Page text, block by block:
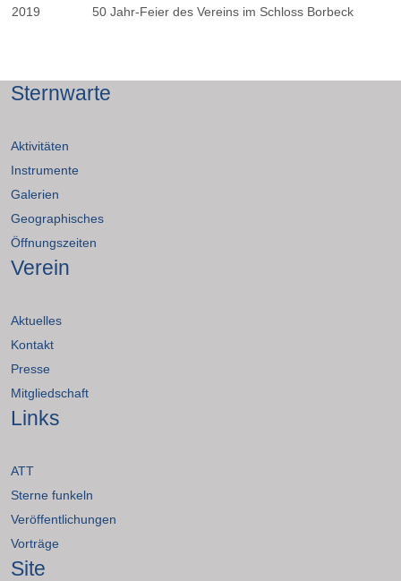
2019 50 Jahr-Feier des Vereins im Schloss Borbeck
Sternwarte
Aktivitäten
Instrumente
Galerien
Geographisches
Öffnungszeiten
Verein
Aktuelles
Kontakt
Presse
Mitgliedschaft
Links
ATT
Sterne funkeln
Veröffentlichungen
Vorträge
Site